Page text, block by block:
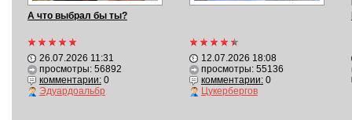
А что выбрал бы ты?
26.07.2026 11:31
просмотры: 56892
комментарии:0
Эдуардоальбр
12.07.2026 18:08
просмотры: 55136
комментарии:0
Цукербергов